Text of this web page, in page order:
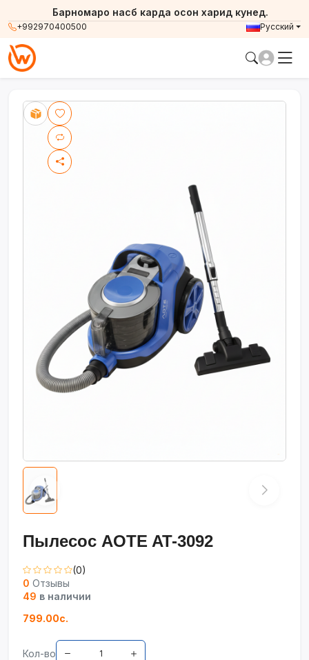
+992970400500
Барномаро насб карда осон харид кунед.
Русский
Пылесос AOTE AT-3092
(0)
0 Отзывы
49 в наличии
799.00с.
Кол-во